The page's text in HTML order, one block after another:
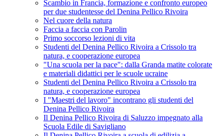
Scambio in Francia, formazione e confronto europeo
per due studentesse del Denina Pellico Rivoira
Nel cuore della natura
Faccia a faccia con Parolin
Primo soccorso lezioni di vita
Studenti del Denina Pellico Rivoira a Crissolo tra
natura, e cooperazione europea
"Una scuola per la pace": dalla Granda matite colorate
e materiali didattici per le scuole ucraine
Studenti del Denina Pellico Rivoira a Crissolo tra
natura, e cooperazione europea
I "Maestri del lavoro" incontrano gli studenti del
Denina Pellico Rivoira
Il Denina Pellico Rivoira di Saluzzo impegnato alla
Scuola Edile di Savigliano